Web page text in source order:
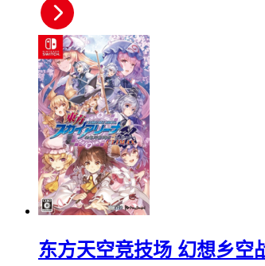
东方天空竞技场 幻想乡空